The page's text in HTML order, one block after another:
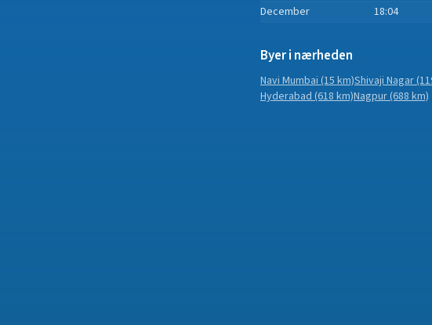
December
18:04
Byer i nærheden
Navi Mumbai(15 km)Shivaji Nagar
Hyderabad(618 km)Nagpur(688 km)